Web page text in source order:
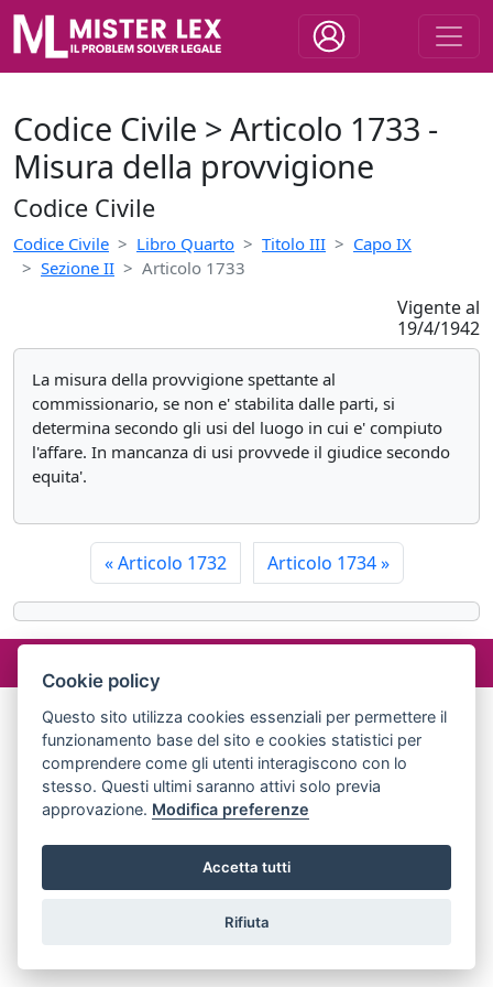
Codice Civile > Articolo 1733 -
Misura della provvigione
Codice Civile
Codice Civile Libro Quarto Titolo III
Capo IX
Sezione II
Articolo 1733
Vigente al
19/4/1942
La misura della provvigione spettante al
commissionario, se non e' stabilita dalle parti, si
determina secondo gli usi del luogo in cui e' compiuto
l'affare. In mancanza di usi provvede il giudice secondo
equita'.
«Articolo 1732 Articolo 1734»
©2024 misterlex.it -redazione@misterlex.it-Privacy- P.I.
Cookie policy
Questo sito utilizza cookies essenziali per permettere il
funzionamento base del sito e cookies statistici per
comprendere come gli utenti interagiscono con lo
stesso. Questi ultimi saranno attivi solo previa
approvazione. Modifica preferenze
Accetta tutti
Rifiuta